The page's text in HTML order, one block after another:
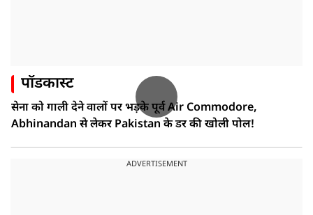
पॉडकास्ट
सेना को गाली देने वालों पर भड़के पूर्व Air Commodore,
Abhinandan से लेकर Pakistan के डर की खोली पोल!
ADVERTISEMENT